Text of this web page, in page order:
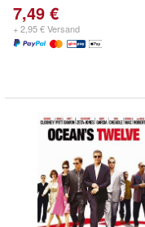
7,49 €
+ 2,95 € Versand